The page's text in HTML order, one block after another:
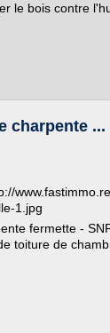
le bois contre
charpente ...
1.jpg
fermette -
toiture de